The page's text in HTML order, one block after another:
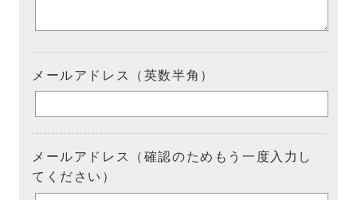
メールアドレス（英数半角）
メールアドレス（確認のためもう一度入力し
てください）